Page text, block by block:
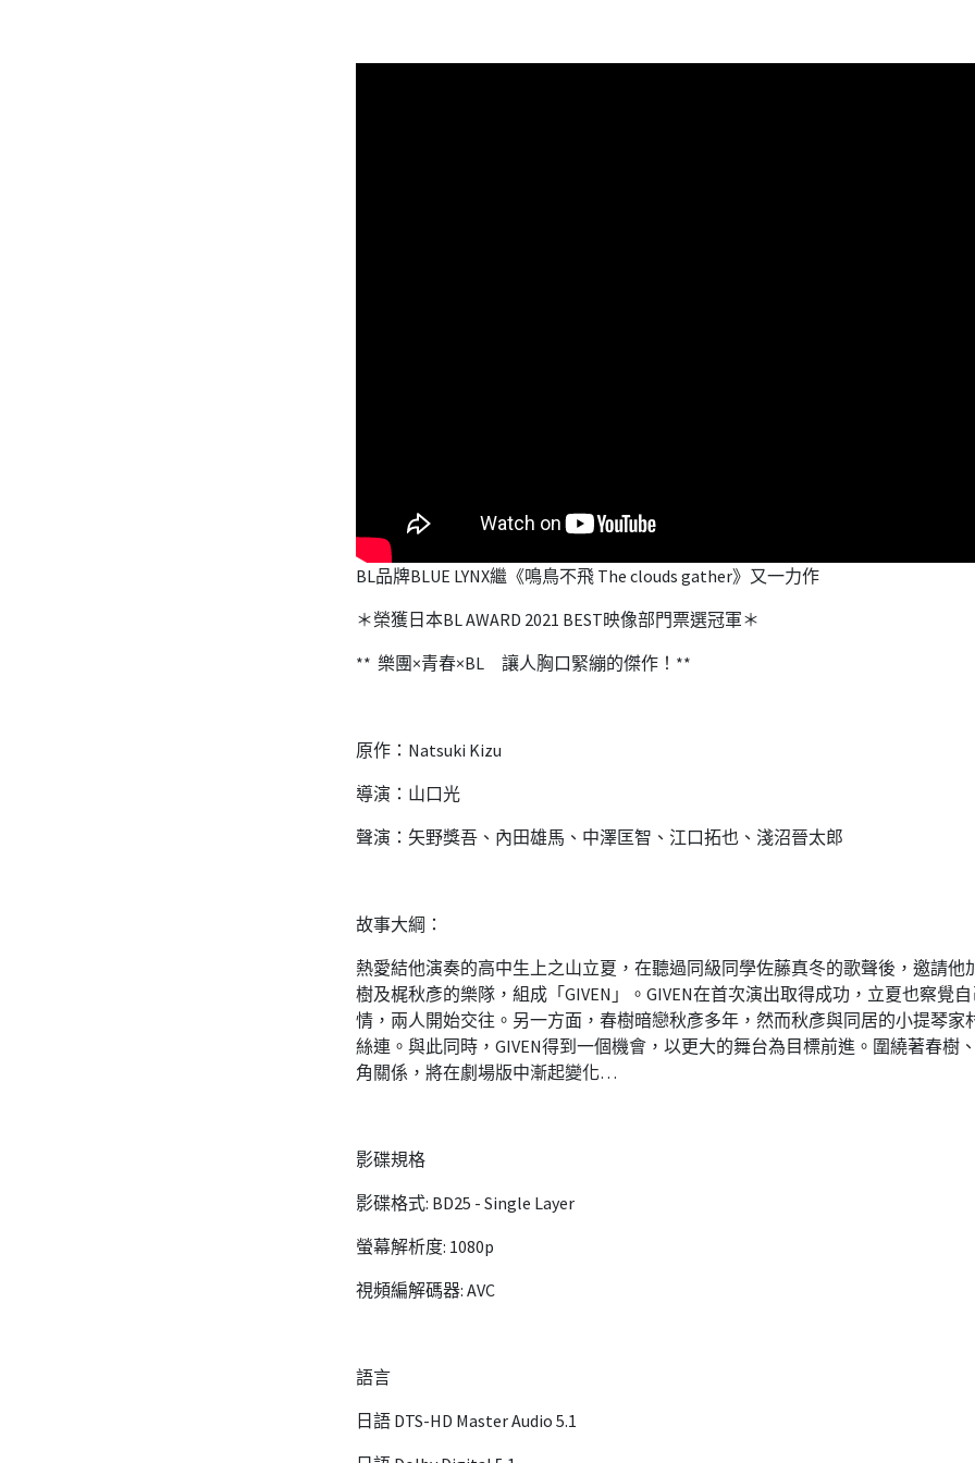
BL品牌BLUE LYNX繼《鳴鳥不飛 The clouds gather》又一力作
＊榮獲日本BL AWARD 2021 BEST映像部門票選冠軍＊
** 樂團×青春×BL 讓人胸口緊繃的傑作！**
原作：Natsuki Kizu
導演：山口光
聲演：矢野獎吾、內田雄馬、中澤匡智、江口拓也、淺沼晉太郎
故事大綱：
熱愛結他演奏的高中生上之山立夏，在聽過同級同學佐藤真冬的歌聲後，邀請他
樹及梶秋彥的樂隊，組成「GIVEN」。GIVEN在首次演出取得成功，立夏也察覺
情，兩人開始交往。另一方面，春樹暗戀秋彥多年，然而秋彥與同居的小提琴家
絲連。與此同時，GIVEN得到一個機會，以更大的舞台為目標前進。圍繞著春樹
角關係，將在劇場版中漸起變化…
影碟規格
影碟格式: BD25 - Single Layer
螢幕解析度: 1080p
視頻編解碼器: AVC
語言
日語 DTS-HD Master Audio 5.1